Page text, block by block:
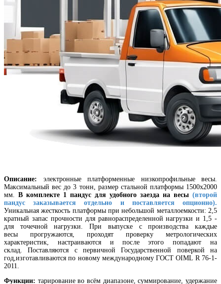
Описание: электронные платформенные низкопрофильные весы.
Максимальный вес до 3 тонн, размер стальной платформы 1500х2000
мм. В комплекте 1 пандус для удобного заезда на весы (второй
пандус заказывается отдельно и поставляется опционно).
Уникальная жесткость платформы при небольшой металлоемкости: 2,5
кратный запас прочности для равнораспределенной нагрузки и 1,5 -
для точечной нагрузки. При выпуске с производства каждые
весы прогружаются, проходят проверку метрологических
характеристик, настраиваются и после этого попадают на
склад. Поставляются с первичной Государственной поверкой на
год,изготавливаются по новому международному ГОСТ OIML R 76-1-
2011.
Функции: тарирование во всём диапазоне, суммирование, удержание